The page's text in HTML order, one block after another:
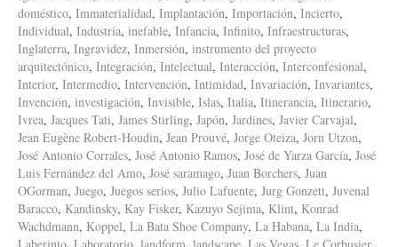
doméstico, Immaterialidad, Implantación, Importación, Incierto,
Individual, Industria, inefable, Infancia, Infinito, Infraestructuras,
Inglaterra, Ingravidez, Inmersión, instrumento del proyecto
arquitectónico, Integración, Intelectual, Interacción, Interconfesional,
Interior, Intermedio, Intervención, Intimidad, Invariación, Invariantes,
Invención, investigación, Invisible, Islas, Italia, Itinerancia, Itinerario,
Ivrea, Jacques Tati, James Stirling, Japón, Jardines, Javier Carvajal,
Jean Eugène Robert-Houdin, Jean Prouvé, Jorge Oteiza, Jorn Utzon,
José Antonio Corrales, José Antonio Ramos, José de Yarza García, José
Luis Fernández del Amo, José saramago, Juan Borchers, Juan
OGorman, Juego, Juegos serios, Julio Lafuente, Jurg Gonzett, Juvenal
Baracco, Kandinsky, Kay Fisker, Kazuyo Sejima, Klint, Konrad
Wachdmann, Koppel, La Bata Shoe Company, La Habana, La India,